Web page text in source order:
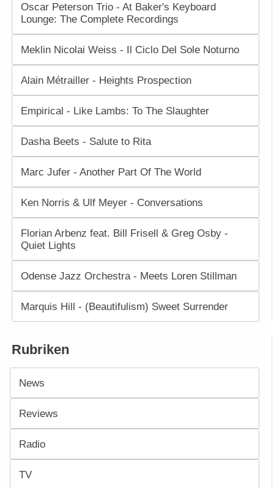
Oscar Peterson Trio - At Baker's Keyboard
Lounge: The Complete Recordings
Meklin Nicolai Weiss - Il Ciclo Del Sole Noturno
Alain Métrailler - Heights Prospection
Empirical - Like Lambs: To The Slaughter
Dasha Beets - Salute to Rita
Marc Jufer - Another Part Of The World
Ken Norris & Ulf Meyer - Conversations
Florian Arbenz feat. Bill Frisell & Greg Osby -
Quiet Lights
Odense Jazz Orchestra - Meets Loren Stillman
Marquis Hill - (Beautifulism) Sweet Surrender
Rubriken
News
Reviews
Radio
TV